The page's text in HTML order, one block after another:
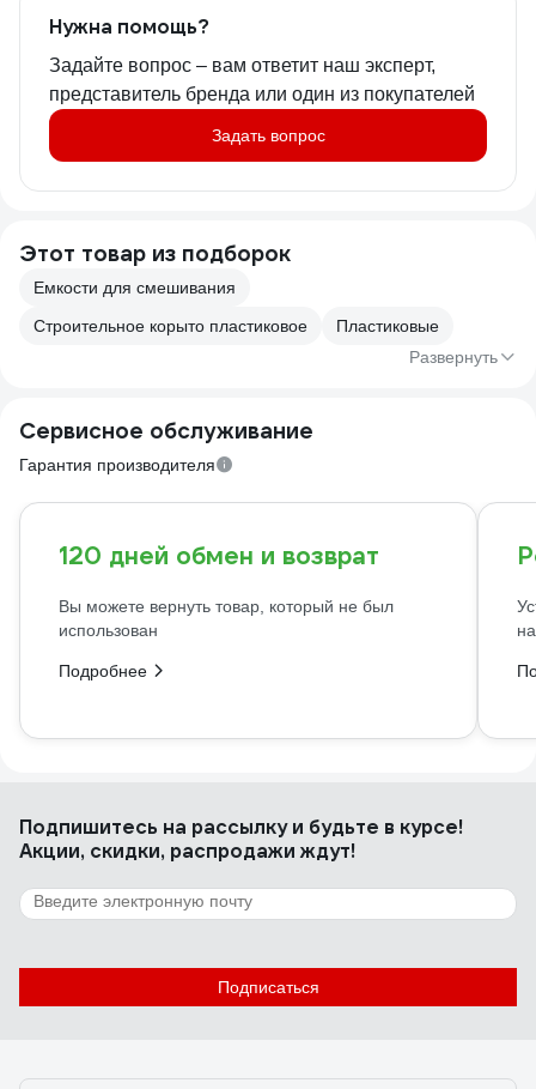
Нужна помощь?
Задайте вопрос – вам ответит наш эксперт,
представитель бренда или один из покупателей
Задать вопрос
Этот товар из подборок
Емкости для смешивания
Строительное корыто пластиковое
Пластиковые
Развернуть
Сервисное обслуживание
Гарантия производителя
120 дней обмен и возврат
Вы можете вернуть товар, который не был
использован
Подробнее
Подпишитесь на рассылкуи будьте в курсе!
Акции, скидки, распродажи ждут!
Подписаться